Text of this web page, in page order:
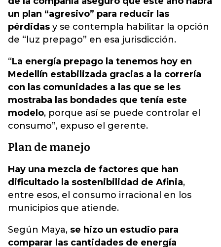
un plan “agresivo” para reducir las
pérdidas y se contempla habilitar la opción
de “luz prepago” en esa jurisdicción.
“La energía prepago la tenemos hoy en
Medellín estabilizada gracias a la correría
con las comunidades a las que se les
mostraba las bondades que tenía este
modelo, porque así se puede controlar el
consumo”, expuso el gerente.
Plan de manejo
Hay una mezcla de factores que han
dificultado la sostenibilidad de Afinia,
entre esos, el consumo irracional en los
municipios que atiende.
Según Maya, se hizo un estudio para
comparar las cantidades de energía